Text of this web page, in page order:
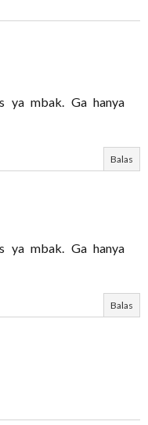
ya mbak. Ga hanya
Balas
ya mbak. Ga hanya
Balas